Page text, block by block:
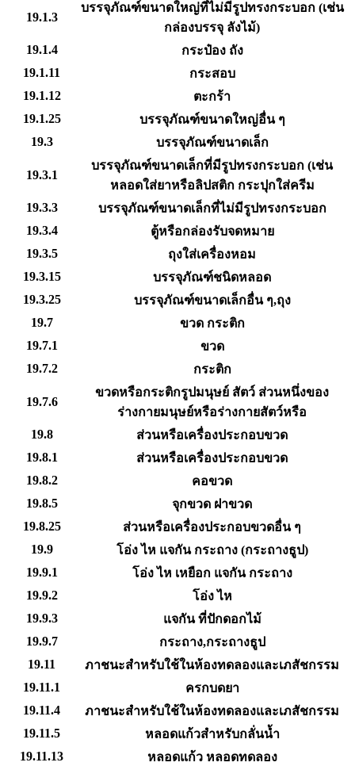
19.1.3
บรรจุภัณฑ์ขนาดใหญ่ที่ไม่มีรูปทรงกระบอก (เช่น
กล่องบรรจุ ลังไม้)
19.1.4
กระป๋อง ถัง
19.1.11
กระสอบ
19.1.12
ตะกร้า
19.1.25
บรรจุภัณฑ์ขนาดใหญ่อื่น ๆ
19.3
บรรจุภัณฑ์ขนาดเล็ก
19.3.1
บรรจุภัณฑ์ขนาดเล็กที่มีรูปทรงกระบอก (เช่น
หลอดใส่ยาหรือลิปสติก กระปุกใส่ครีม
19.3.3
บรรจุภัณฑ์ขนาดเล็กที่ไม่มีรูปทรงกระบอก
19.3.4
ตู้หรือกล่องรับจดหมาย
19.3.5
ถุงใส่เครื่องหอม
19.3.15
บรรจุภัณฑ์ชนิดหลอด
19.3.25
บรรจุภัณฑ์ขนาดเล็กอื่น ๆ,ถุง
19.7
ขวด กระติก
19.7.1
ขวด
19.7.2
กระติก
19.7.6
ขวดหรือกระติกรูปมนุษย์ สัตว์ ส่วนหนึ่งของ
ร่างกายมนุษย์หรือร่างกายสัตว์หรือ
19.8
ส่วนหรือเครื่องประกอบขวด
19.8.1
ส่วนหรือเครื่องประกอบขวด
19.8.2
คอขวด
19.8.5
จุกขวด ฝาขวด
19.8.25
ส่วนหรือเครื่องประกอบขวดอื่น ๆ
19.9
โอ่ง ไห แจกัน กระถาง (กระถางธูป)
19.9.1
โอ่ง ไห เหยือก แจกัน กระถาง
19.9.2
โอ่ง ไห
19.9.3
แจกัน ที่ปักดอกไม้
19.9.7
กระถาง,กระถางธูป
19.11
ภาชนะสำหรับใช้ในห้องทดลองและเภสัชกรรม
19.11.1
ครกบดยา
19.11.4
ภาชนะสำหรับใช้ในห้องทดลองและเภสัชกรรม
19.11.5
หลอดแก้วสำหรับกลั่นน้ำ
19.11.13
หลอดแก้ว หลอดทดลอง